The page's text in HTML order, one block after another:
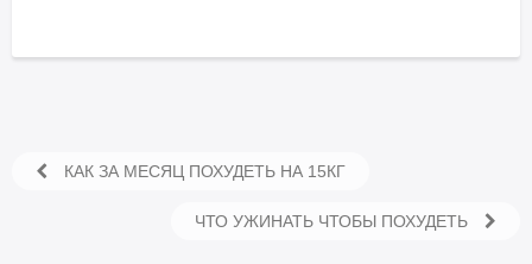
КАК ЗА МЕСЯЦ ПОХУДЕТЬ НА 15КГ
ЧТО УЖИНАТЬ ЧТОБЫ ПОХУДЕТЬ